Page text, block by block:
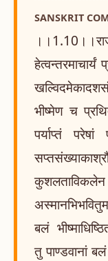
SANSKRIT
भीष्मेण च
पर्याप्तं
बलं
तु पाण्डवानां बलं